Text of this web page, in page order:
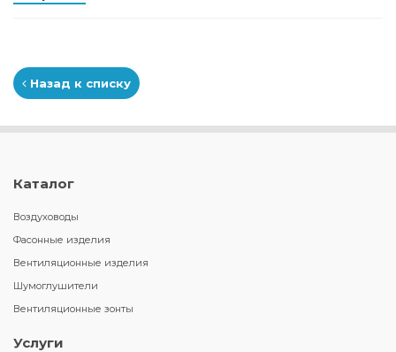
Назад к списку
Каталог
Воздуховоды
Фасонные изделия
Вентиляционные изделия
Шумоглушители
Вентиляционные зонты
Услуги